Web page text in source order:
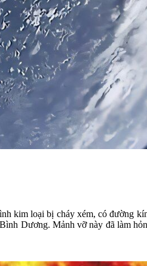
kim loại bị cháy xém, có đường
Dương. Mảnh vỡ này đã làm